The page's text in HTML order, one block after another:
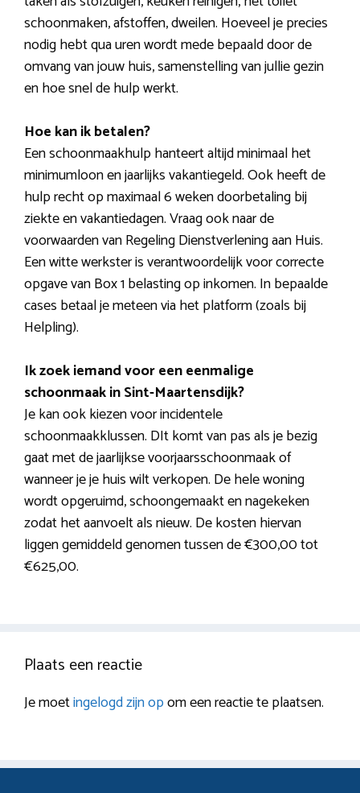
schoonmaken, afstoffen, dweilen. Hoeveel je precies
nodig hebt qua uren wordt mede bepaald door de
omvang van jouw huis, samenstelling van jullie gezin
en hoe snel de hulp werkt.
Hoe kan ik betalen?
Een schoonmaakhulp hanteert altijd minimaal het
minimumloon en jaarlijks vakantiegeld. Ook heeft de
hulp recht op maximaal 6 weken doorbetaling bij
ziekte en vakantiedagen. Vraag ook naar de
voorwaarden van Regeling Dienstverlening aan Huis.
Een witte werkster is verantwoordelijk voor correcte
opgave van Box 1 belasting op inkomen. In bepaalde
cases betaal je meteen via het platform (zoals bij
Helpling).
Ik zoek iemand voor een eenmalige
schoonmaak in Sint-Maartensdijk?
Je kan ook kiezen voor incidentele
schoonmaakklussen. DIt komt van pas als je bezig
gaat met de jaarlijkse voorjaarsschoonmaak of
wanneer je je huis wilt verkopen. De hele woning
wordt opgeruimd, schoongemaakt en nagekeken
zodat het aanvoelt als nieuw. De kosten hiervan
liggen gemiddeld genomen tussen de €300,00 tot
€625,00.
Plaats een reactie
Je moetingelogd zijn opom een reactie te plaatsen.